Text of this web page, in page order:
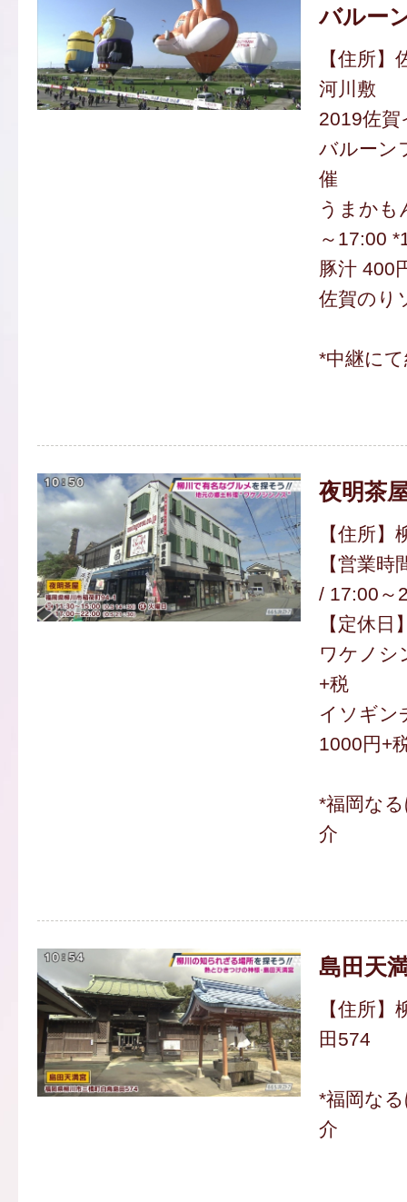
バルー
【住所
河川敷
2019佐
バルーン
催
うまかも
～17:00
豚汁 400
佐賀のり
*中継に
夜明茶
【住所
【営業
/ 17:00～
【定休日
ワケノシ
+税
イソギン
1000円+
*福岡な
介
島田天
【住所
田574
*福岡な
介